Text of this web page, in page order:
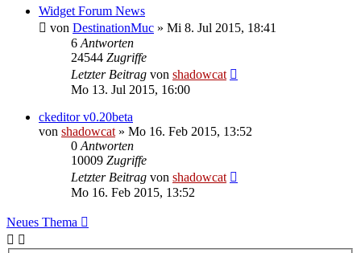
Widget Forum News
von DestinationMuc » Mi 8. Jul 2015, 18:41
6 Antworten
24544 Zugriffe
Letzter Beitrag von shadowcat
Mo 13. Jul 2015, 16:00
ckeditor v0.20beta
von shadowcat » Mo 16. Feb 2015, 13:52
0 Antworten
10009 Zugriffe
Letzter Beitrag von shadowcat
Mo 16. Feb 2015, 13:52
Neues Thema